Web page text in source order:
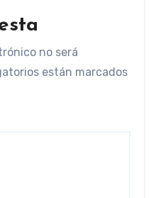
no será
están marcados